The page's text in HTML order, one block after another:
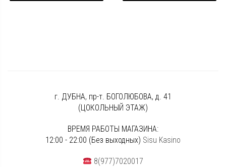
г. ДУБНА, пр-т. БОГОЛЮБОВА, д. 41
(ЦОКОЛЬНЫЙ ЭТАЖ)
ВРЕМЯ РАБОТЫ МАГАЗИНА:
12:00 - 22:00 (Без выходных) Sisu Kasino
8(977)7020017